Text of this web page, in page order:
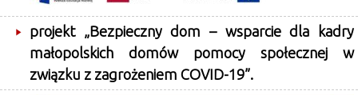
projekt „Bezpieczny dom – wsparcie dla kadry
małopolskich domów pomocy społecznej w
związku z zagrożeniem COVID-19”.